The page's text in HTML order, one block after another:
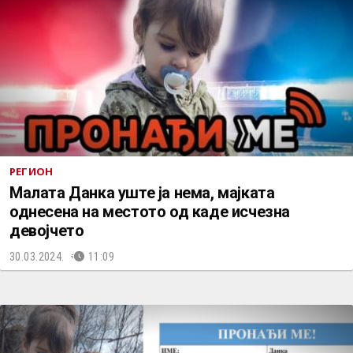
РЕГИОН
Малата Данка уште ја нема, мајката
однесена на местото од каде исчезна
девојчето
30.03.2024. 11:09